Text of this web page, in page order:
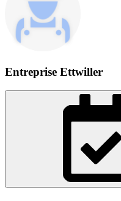
Entreprise Ettwiller